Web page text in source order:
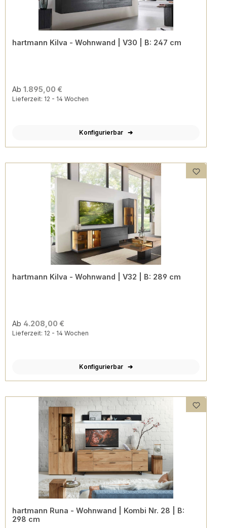
hartmann Kilva - Wohnwand | V30 | B: 247 cm
Ab 1.895,00 €
Lieferzeit: 12 - 14 Wochen
Konfigurierbar
hartmann Kilva - Wohnwand | V32 | B: 289 cm
Ab 4.208,00 €
Lieferzeit: 12 - 14 Wochen
Konfigurierbar
hartmann Runa - Wohnwand | Kombi Nr. 28 | B:
298 cm